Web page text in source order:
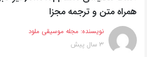
زیر
این
صفحه
همراه متن و ترجمه مجزا
نویسنده: مجله موسیقی ملود
3 سال پیش